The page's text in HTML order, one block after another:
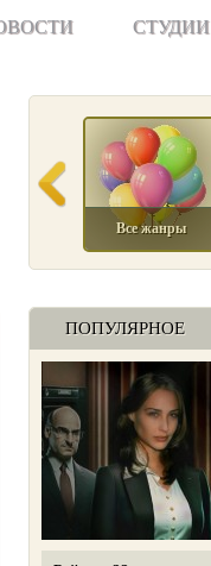
СТУДИИ
Все жанры
ПОПУЛЯРНОЕ